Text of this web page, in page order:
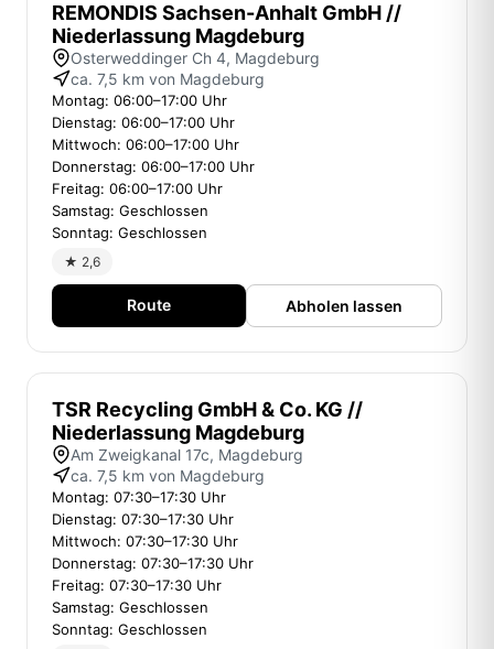
REMONDIS Sachsen-Anhalt GmbH //
Niederlassung Magdeburg
Osterweddinger Ch 4, Magdeburg
ca. 7,5 km von Magdeburg
Montag: 06:00–17:00 Uhr
Dienstag: 06:00–17:00 Uhr
Mittwoch: 06:00–17:00 Uhr
Donnerstag: 06:00–17:00 Uhr
Freitag: 06:00–17:00 Uhr
Samstag: Geschlossen
Sonntag: Geschlossen
★ 2,6
Route Abholen lassen
TSR Recycling GmbH & Co. KG //
Niederlassung Magdeburg
Am Zweigkanal 17c, Magdeburg
ca. 7,5 km von Magdeburg
Montag: 07:30–17:30 Uhr
Dienstag: 07:30–17:30 Uhr
Mittwoch: 07:30–17:30 Uhr
Donnerstag: 07:30–17:30 Uhr
Freitag: 07:30–17:30 Uhr
Samstag: Geschlossen
Sonntag: Geschlossen